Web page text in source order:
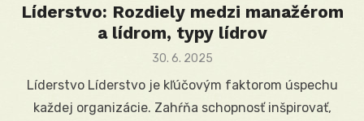
Líderstvo: Rozdiely medzi manažérom
a lídrom, typy lídrov
Posted
30. 6. 2025
Líderstvo Líderstvo je kľúčovým faktorom úspechu
každej organizácie. Zahŕňa schopnosť inšpirovať,